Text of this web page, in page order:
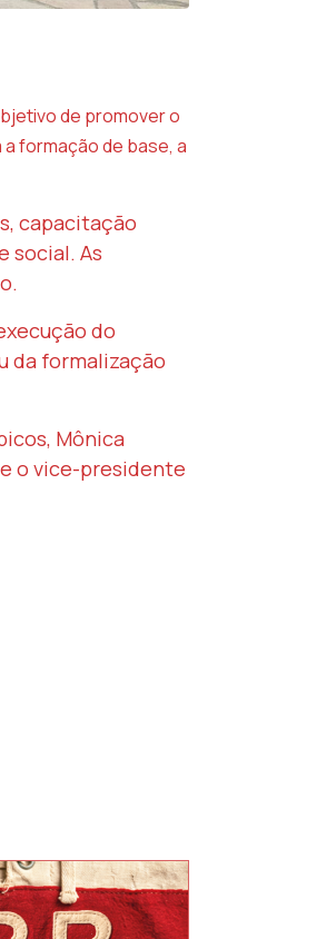
de promover o
formação de base, a
capacitação
social. As
do
da formalização
Mônica
o vice-presidente